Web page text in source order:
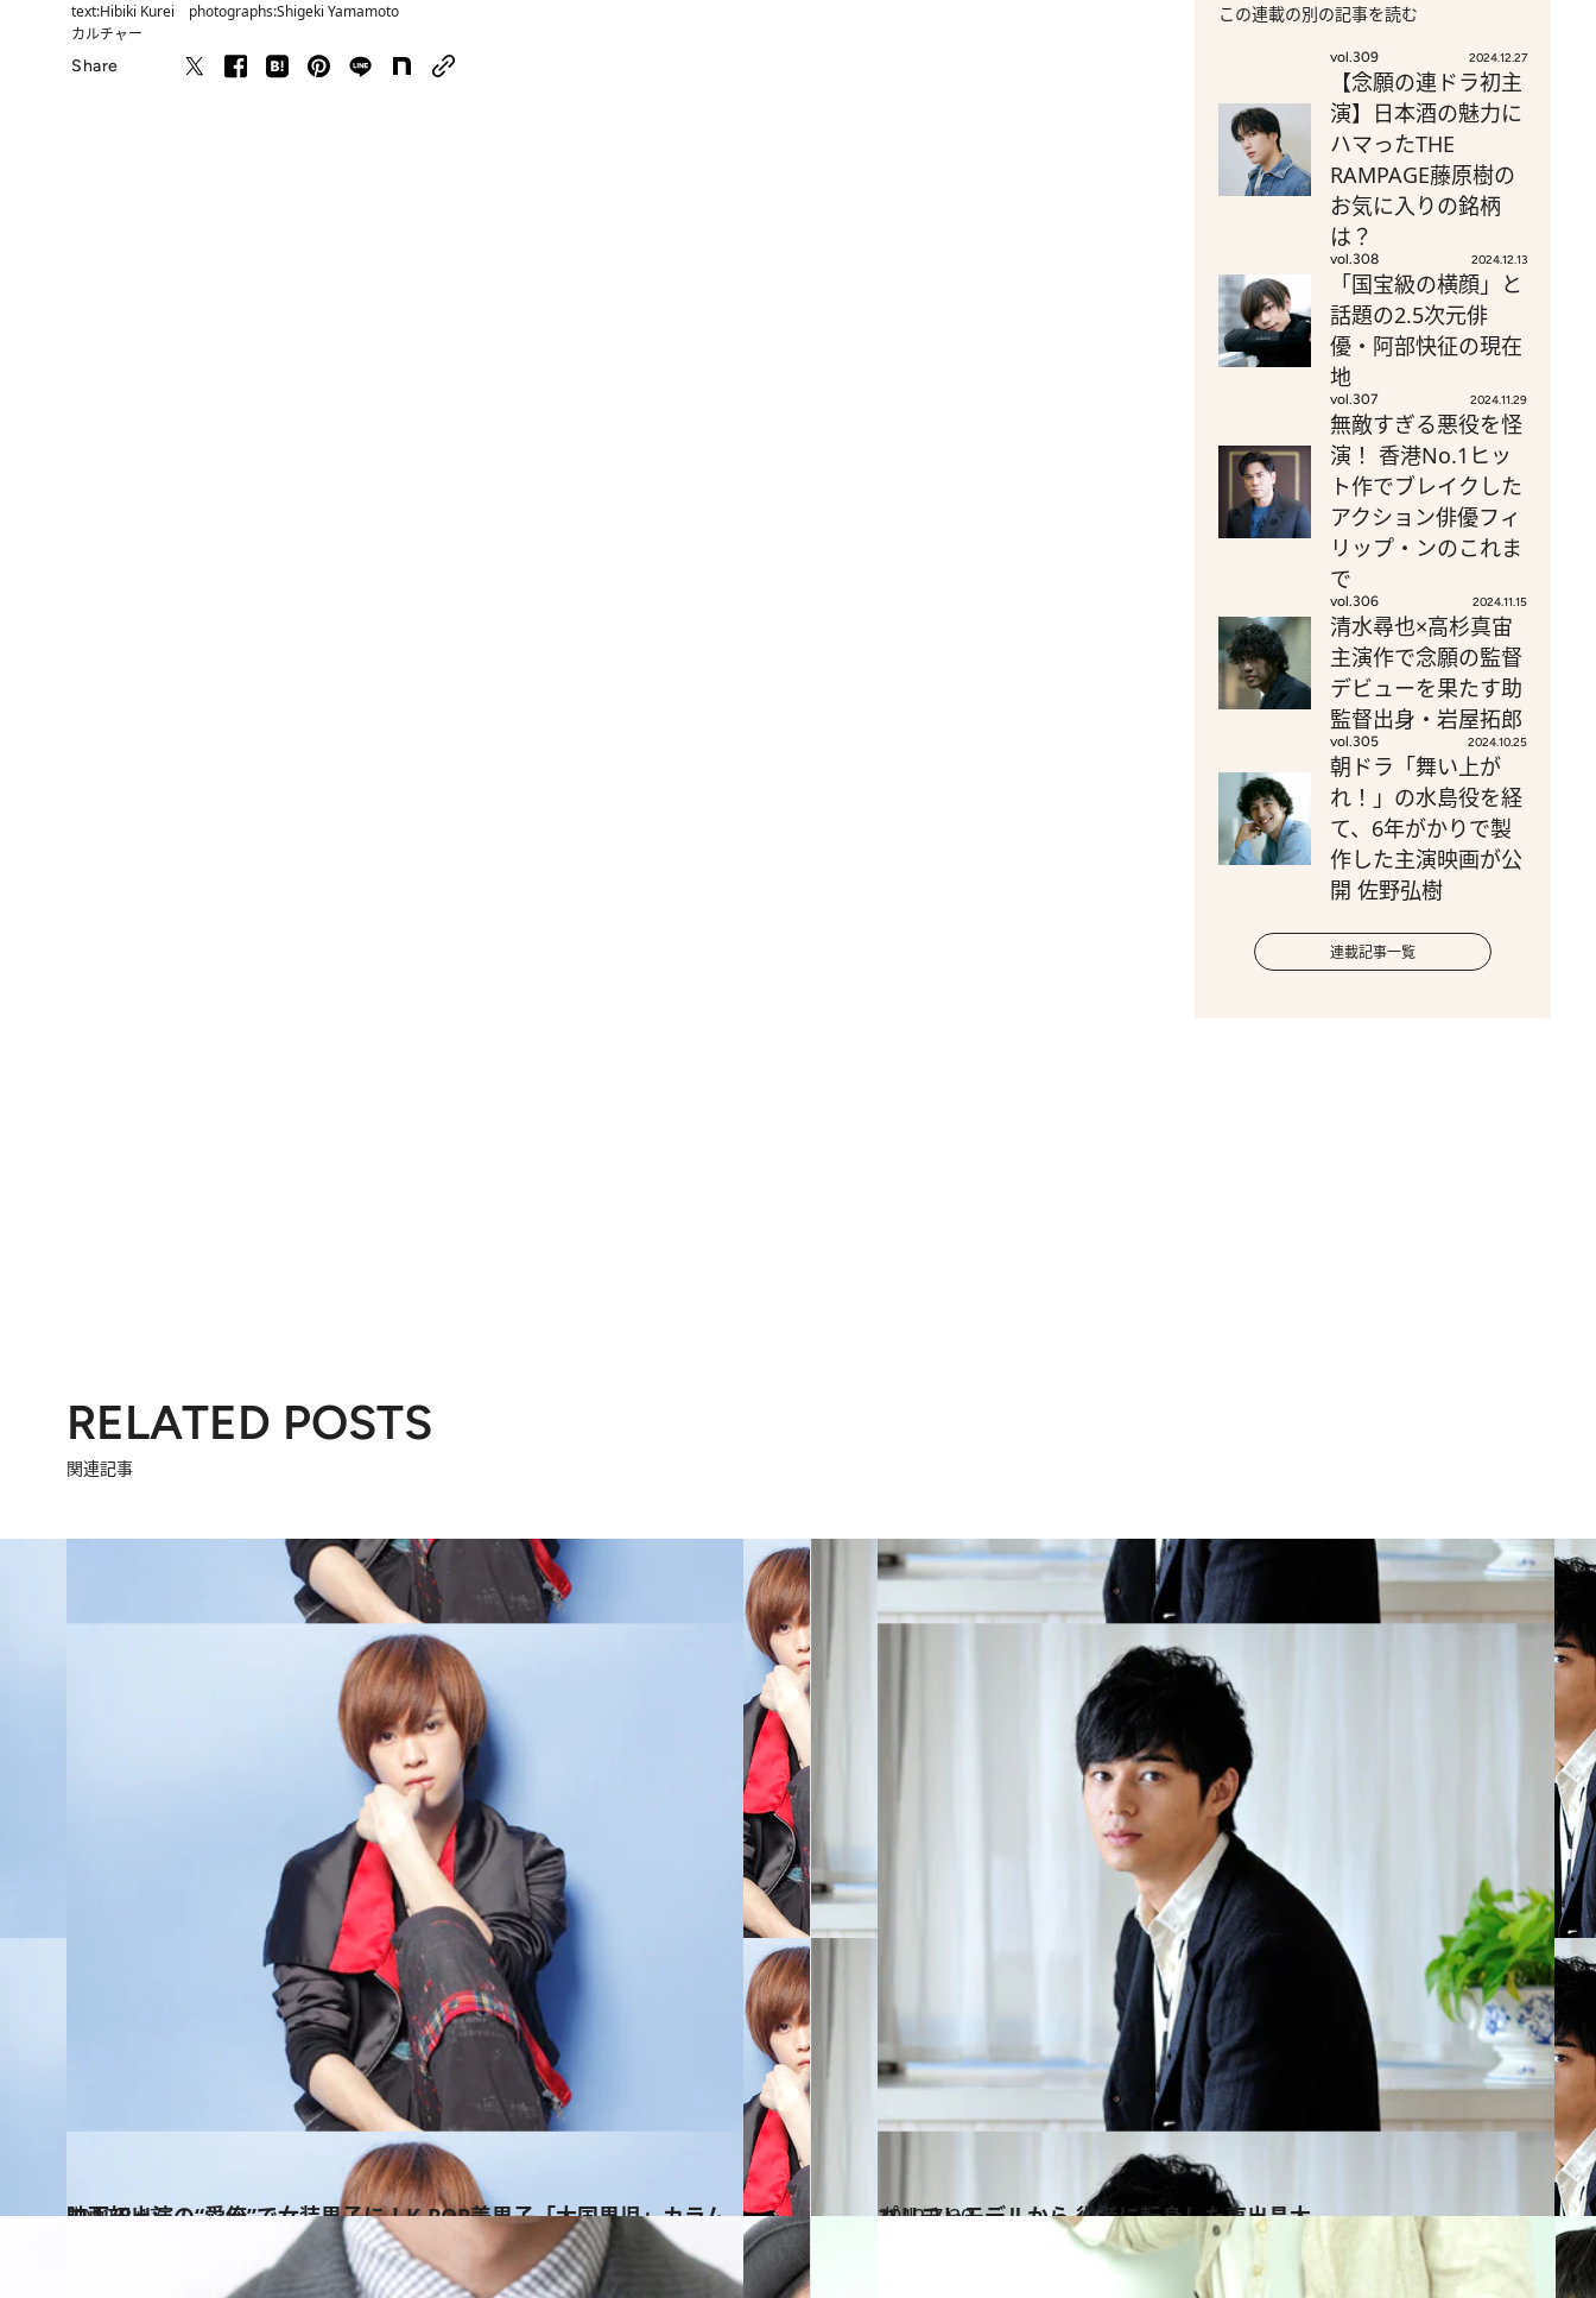
text:Hibiki Kurei photographs:Shigeki Yamamoto
カルチャー
Share
この連載の別の記事を読む
vol.309 2024.12.27
【念願の連ドラ初主
演】日本酒の魅力に
ハマったTHE
RAMPAGE藤原樹の
お気に入りの銘柄
は？
vol.308 2024.12.13
「国宝級の横顔」と
話題の2.5次元俳
優・阿部快征の現在
地
vol.307 2024.11.29
無敵すぎる悪役を怪
演！ 香港No.1ヒッ
ト作でブレイクした
アクション俳優フィ
リップ・ンのこれま
で
vol.306 2024.11.15
清水尋也×高杉真宙
主演作で念願の監督
デビューを果たす助
監督出身・岩屋拓郎
vol.305 2024.10.25
朝ドラ「舞い上が
れ！」の水島役を経
て、6年がかりで製
作した主演映画が公
開 佐野弘樹
連載記事一覧
RELATED POSTS
関連記事
2012.8.17
映画初出演の“愛俺”で女装男子に！K-POP美男子「大国男児」カラム
カルチャー 2012.7.20
パリコレモデルから 役者に転身した東出昌大
カルチャー